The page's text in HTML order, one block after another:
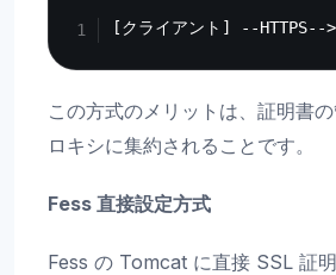
この方式のメリットは、証明書
ロキシに集約されることです。
Fess 直接設定方式
Fess の Tomcat に直接 SSL 証